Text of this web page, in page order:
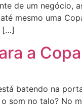
de um negócio,
mesmo uma
[…]
a
batendo na
som no talo? No